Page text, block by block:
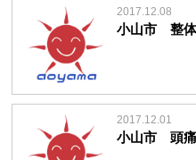
2017.12.08
小山市 整
2017.12.01
小山市 頭痛